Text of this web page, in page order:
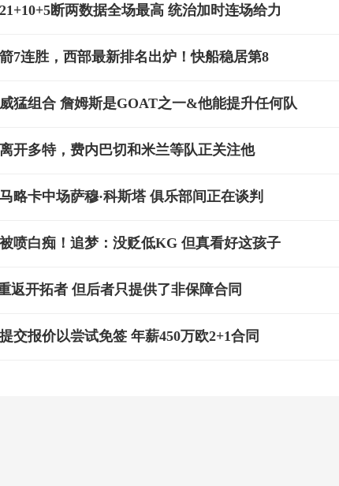
断两数据全场最高 统治加时连场给力
7连胜，西部最新排名出炉！快船稳居第8
猛组合 詹姆斯是GOAT之一&他能提升任何队
开多特，费内巴切和米兰等队正关注他
略卡中场萨穆·科斯塔 俱乐部间正在谈判
喷白痴！追梦：没贬低KG 但真看好这孩子
返开拓者 但后者只提供了非保障合同
交报价以尝试免签 年薪450万欧2+1合同